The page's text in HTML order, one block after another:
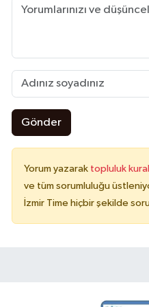
Gönder
Yorum yazarak topluluk
ve tüm sorumluluğu
İzmir Time hiçbir şekilde